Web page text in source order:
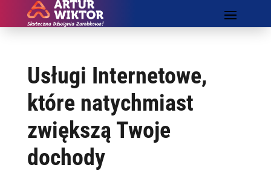
Usługi Internetowe,
które natychmiast
zwiększą Twoje
dochody